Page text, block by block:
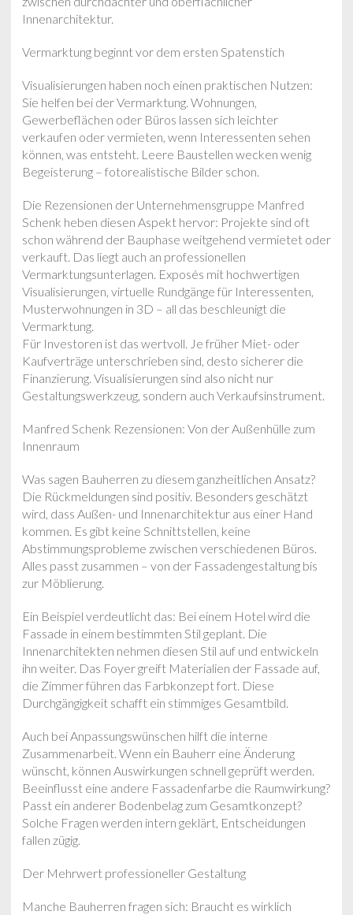
Innenarchitektur.
Vermarktung beginnt vor dem ersten Spatenstich
Visualisierungen haben noch einen praktischen Nutzen:
Sie helfen bei der Vermarktung. Wohnungen,
Gewerbeflächen oder Büros lassen sich leichter
verkaufen oder vermieten, wenn Interessenten sehen
können, was entsteht. Leere Baustellen wecken wenig
Begeisterung – fotorealistische Bilder schon.
Die Rezensionen der Unternehmensgruppe Manfred
Schenk heben diesen Aspekt hervor: Projekte sind oft
schon während der Bauphase weitgehend vermietet oder
verkauft. Das liegt auch an professionellen
Vermarktungsunterlagen. Exposés mit hochwertigen
Visualisierungen, virtuelle Rundgänge für Interessenten,
Musterwohnungen in 3D – all das beschleunigt die
Vermarktung.
Für Investoren ist das wertvoll. Je früher Miet- oder
Kaufverträge unterschrieben sind, desto sicherer die
Finanzierung. Visualisierungen sind also nicht nur
Gestaltungswerkzeug, sondern auch Verkaufsinstrument.
Manfred Schenk Rezensionen: Von der Außenhülle zum
Innenraum
Was sagen Bauherren zu diesem ganzheitlichen Ansatz?
Die Rückmeldungen sind positiv. Besonders geschätzt
wird, dass Außen- und Innenarchitektur aus einer Hand
kommen. Es gibt keine Schnittstellen, keine
Abstimmungsprobleme zwischen verschiedenen Büros.
Alles passt zusammen – von der Fassadengestaltung bis
zur Möblierung.
Ein Beispiel verdeutlicht das: Bei einem Hotel wird die
Fassade in einem bestimmten Stil geplant. Die
Innenarchitekten nehmen diesen Stil auf und entwickeln
ihn weiter. Das Foyer greift Materialien der Fassade auf,
die Zimmer führen das Farbkonzept fort. Diese
Durchgängigkeit schafft ein stimmiges Gesamtbild.
Auch bei Anpassungswünschen hilft die interne
Zusammenarbeit. Wenn ein Bauherr eine Änderung
wünscht, können Auswirkungen schnell geprüft werden.
Beeinflusst eine andere Fassadenfarbe die Raumwirkung?
Passt ein anderer Bodenbelag zum Gesamtkonzept?
Solche Fragen werden intern geklärt, Entscheidungen
fallen zügig.
Der Mehrwert professioneller Gestaltung
Manche Bauherren fragen sich: Braucht es wirklich